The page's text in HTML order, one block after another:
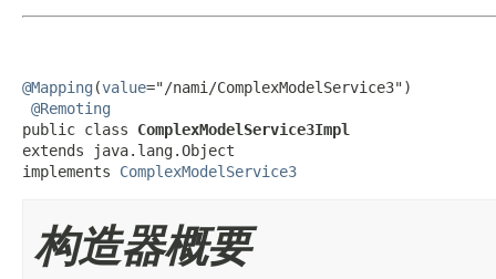
@Mapping (value="/nami/ComplexModelService3")
@Remoting
public class ComplexModelService3Impl
extends java.lang.Object
implements ComplexModelService3
构造器概要